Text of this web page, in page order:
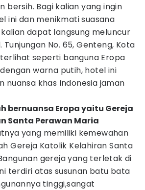
bersih. Bagi kalian yang ingin
ini dan menikmati suasana
dapat langsung meluncur
Tunjungan No. 65, Genteng, Kota
seperti banguna Eropa
warna putih, hotel ini
nuansa khas Indonesia jaman
bernuansa Eropa yaitu Gereja
Santa Perawan Maria
yang memiliki kemewahan
Gereja Katolik Kelahiran Santa
gereja yang terletak di
terdiri atas susunan batu bata
tinggi,sangat